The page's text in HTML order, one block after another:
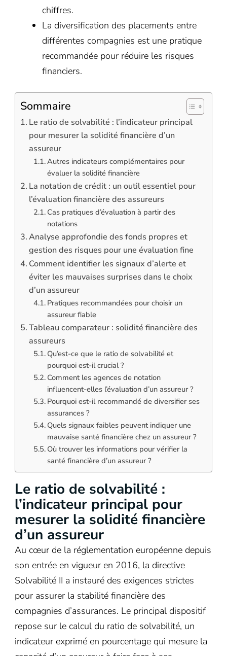
chiffres.
La diversification des placements entre
différentes compagnies est une pratique
recommandée pour réduire les risques
financiers.
Sommaire
Le ratio de solvabilité : l’indicateur principal
pour mesurer la solidité financière d’un
assureur
Autres indicateurs complémentaires pour
évaluer la solidité financière
La notation de crédit : un outil essentiel pour
l’évaluation financière des assureurs
Cas pratiques d’évaluation à partir des
notations
Analyse approfondie des fonds propres et
gestion des risques pour une évaluation fine
Comment identifier les signaux d’alerte et
éviter les mauvaises surprises dans le choix
d’un assureur
Pratiques recommandées pour choisir un
assureur fiable
Tableau comparateur : solidité financière des
assureurs
Qu’est-ce que le ratio de solvabilité et
pourquoi est-il crucial ?
Comment les agences de notation
influencent-elles l’évaluation d’un assureur ?
Pourquoi est-il recommandé de diversifier ses
assurances ?
Quels signaux faibles peuvent indiquer une
mauvaise santé financière chez un assureur ?
Où trouver les informations pour vérifier la
santé financière d’un assureur ?
Le ratio de solvabilité :
l’indicateur principal pour
mesurer la solidité financière
d’un assureur
Au cœur de la réglementation européenne depuis
son entrée en vigueur en 2016, la directive
Solvabilité II a instauré des exigences strictes
pour assurer la stabilité financière des
compagnies d’assurances. Le principal dispositif
repose sur le calcul du ratio de solvabilité, un
indicateur exprimé en pourcentage qui mesure la